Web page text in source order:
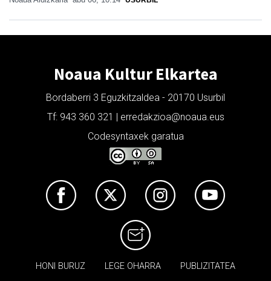
Noaua Kultur Elkartea
Bordaberri 3 Eguzkitzaldea - 20170 Usurbil
Tf: 943 360 321 | erredakzioa@noaua.eus
Codesyntaxek garatua
HONI BURUZ LEGE OHARRA PUBLIZITATEA